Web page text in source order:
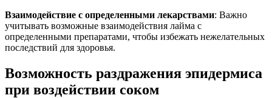
Взаимодействие с определенными лекарствами: Важно
учитывать возможные взаимодействия лайма с
определенными препаратами, чтобы избежать нежелательных
последствий для здоровья.
Возможность раздражения эпидермиса
при воздействии соком